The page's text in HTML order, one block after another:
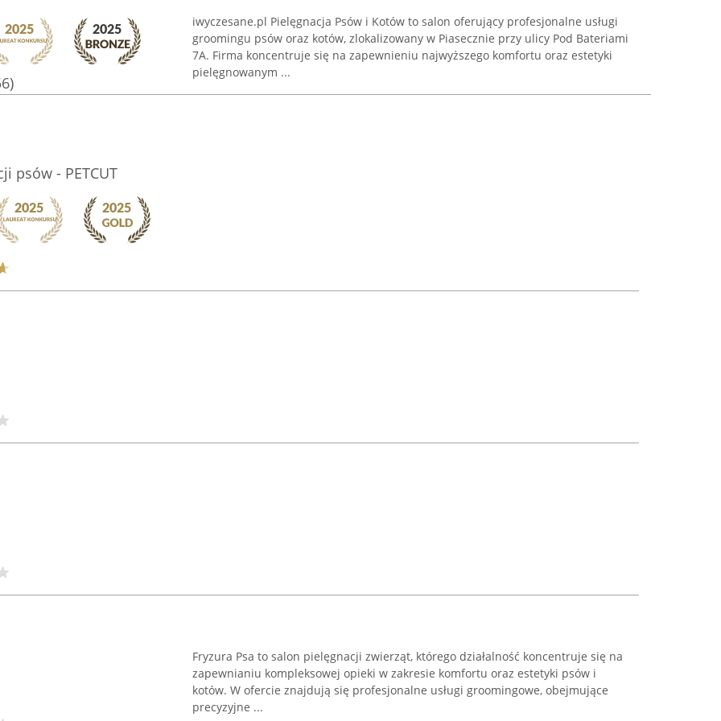
iwyczesane.pl Pielęgnacja Psów i Kotów to salon oferujący profesjonalne usługi
groomingu psów oraz kotów, zlokalizowany w Piasecznie przy ulicy Pod Bateriami
7A. Firma koncentruje się na zapewnieniu najwyższego komfortu oraz estetyki
pielęgnowanym ...
psów - PETCUT
Fryzura Psa to salon pielęgnacji zwierząt, którego działalność koncentruje się na
zapewnianiu kompleksowej opieki w zakresie komfortu oraz estetyki psów i
kotów. W ofercie znajdują się profesjonalne usługi groomingowe, obejmujące
precyzyjne ...